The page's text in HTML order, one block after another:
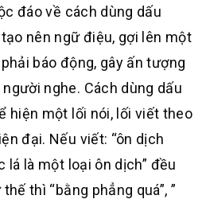
đáo về cách dùng dấu
nên ngữ điệu, gợi lên một
báo động, gây ấn tượng
nghe. Cách dùng dấu
hiện một lối nói, lối viết theo
đại. Nếu viết: “ôn dịch
lá là một loại ôn dịch” đều
thì “bằng phẳng quá”, ”